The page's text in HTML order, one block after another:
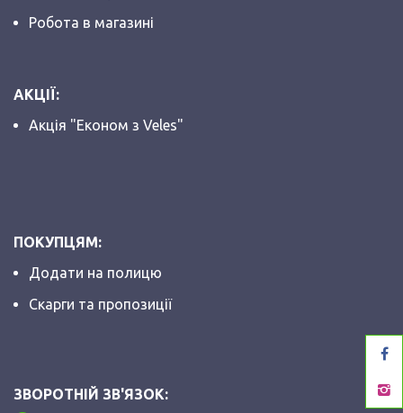
Робота в магазині
АКЦІЇ:
Акція "Економ з Veles"
ПОКУПЦЯМ:
Додати на полицю
Скарги та пропозиції
ЗВОРОТНІЙ ЗВ'ЯЗОК: